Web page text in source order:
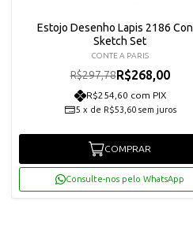
Estojo Desenho Lapis 2186
Sketch Set
CONTE A PARIS
R$297,78R$268,00
R$254,60 com PIX
5 x de R$53,60 sem juros
COMPRAR
Consulte-nos pelo WhatsApp